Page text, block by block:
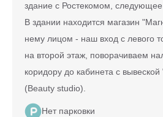
здание с Ростекомом,
В здании находится магазин
нему лицом - наш вход с левого
на второй этаж, поворачиваем
коридору до кабинета с
(Beauty studio).
Нет парковки